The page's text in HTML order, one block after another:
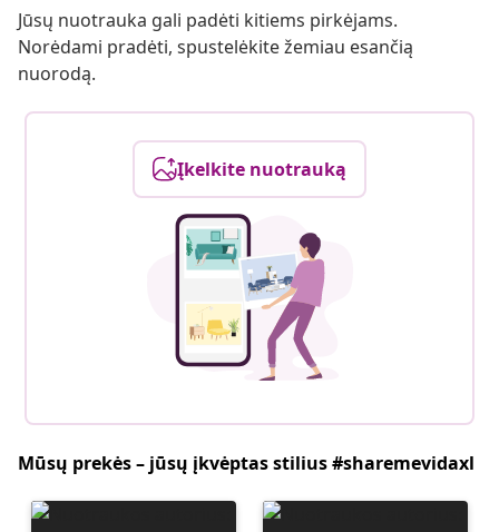
Jūsų nuotrauka gali padėti kitiems pirkėjams.
Norėdami pradėti, spustelėkite žemiau esančią
nuorodą.
Įkelkite nuotrauką
Mūsų prekės – jūsų įkvėptas stilius #sharemevidaxl